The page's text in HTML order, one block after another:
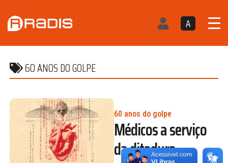
A
60 ANOS DO GOLPE
60 anos do golpe
Médicos a serviço
da ditadura